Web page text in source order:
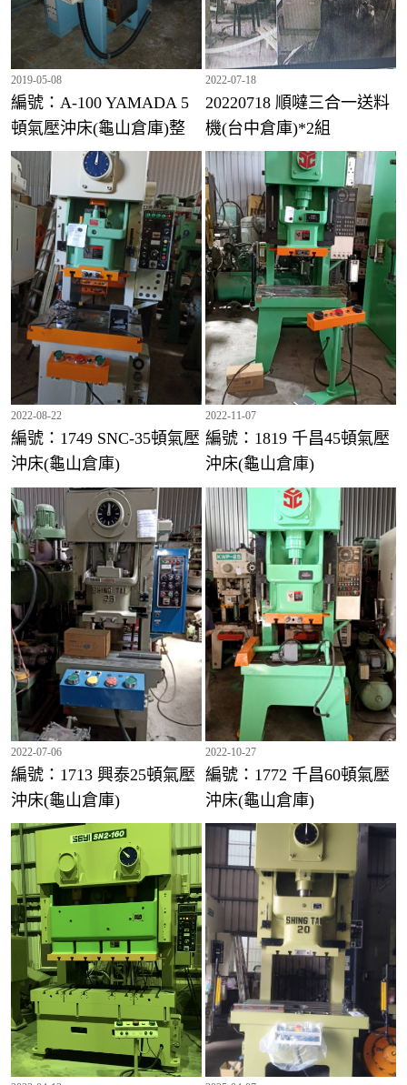
編號：2040 千昌25頓氣壓沖床(龜山倉庫)
編號：1943-1 金豐110頓氣壓沖床(台中倉庫)
2019-05-08
編號：A-100 YAMADA 5
頓氣壓沖床(龜山倉庫)整
修OK
2022-07-18
20220718 順噠三合一送料
機(台中倉庫)*2組
2022-08-22
編號：1749 SNC-35頓氣壓
沖床(龜山倉庫)
2022-11-07
編號：1819 千昌45頓氣壓
沖床(龜山倉庫)
2022-07-06
編號：1713 興泰25頓氣壓
沖床(龜山倉庫)
2022-10-27
編號：1772 千昌60頓氣壓
沖床(龜山倉庫)